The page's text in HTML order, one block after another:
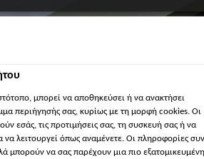
Λογισμικά Sika / ΒΙΜ
μπορεί να αποθηκεύσει ή να ανακτήσει
περιήγησής σας, κυρίως με τη μορφή cookies. Οι
εσάς, τις προτιμήσεις σας, τη συσκευή σας ή να
λειτουργεί όπως αναμένετε. Οι πληροφορίες
μπορούν να σας παρέχουν μια πιο εξατομικευμένη